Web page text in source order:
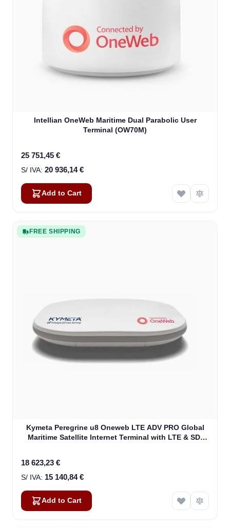
Intellian OneWeb Maritime Dual Parabolic User
Terminal (OW70M)
25 751,45 €
20 936,14 €
Add to Cart
FREE SHIPPING
Kymeta Peregrine u8 Oneweb LTE ADV PRO Global
Maritime Satellite Internet Terminal with LTE & SD-
18 623,23 €
15 140,84 €
Add to Cart